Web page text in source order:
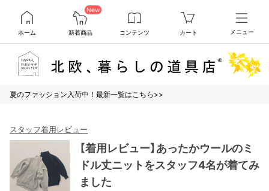
ホーム
New
新着商品 コンテンツ カート メニュー
夏のファッション入荷中！最新一覧はこちら>>
スタッフ着用レビュー
【着用レビュー】あったかウールのミ
ドル丈ニットをスタッフ4名が着てみ
ました